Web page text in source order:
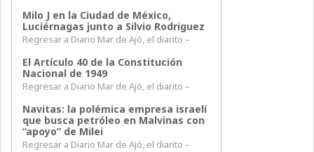
Milo J en la Ciudad de México,
Luciérnagas junto a Silvio Rodriguez
Regresar a Diario Mar de Ajó, el diarito –
El Artículo 40 de la Constitución
Nacional de 1949
Regresar a Diario Mar de Ajó, el diarito –
Navitas: la polémica empresa israelí
que busca petróleo en Malvinas con
“apoyo” de Milei
Regresar a Diario Mar de Ajó, el diarito –